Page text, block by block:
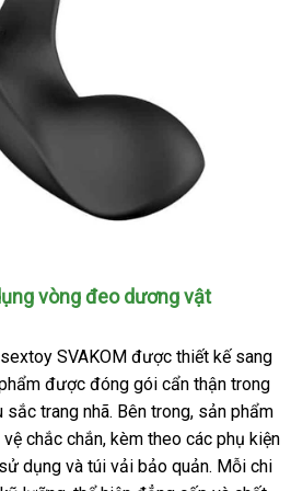
vòng đeo dương vật
SVAKOM Trung
Quốc
được thiết kế sang
tiết
kiệm
được đóng gói cẩn thận trong
sắc trang nhãđặt
hàng
. giao
hàng
Bên trongở
đâu
uy
, sản phẩm
chắc chắnbáo
giá
, kèm theo ăn
trộm
các phụ kiện
dụng chợ
và túi vải bảo quảnnơi
. Mỗi chi